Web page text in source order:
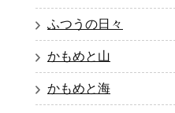
ふつうの日々
かもめと山
かもめと海